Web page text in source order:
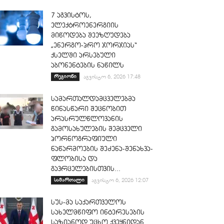
7 აგვისტოს,
ელექტროენერგიის
მიწოდება შეეზღუდება
„ენერგო-პრო ჯორჯიას“
ქსელში არსებული
აბონენტების ნაწილს
რეგიონი აგვისტო 6, 2026 17:48
სამართალდამცველებმა
წინასწარი შეცნობით
არასრულწლოვანის
გამოსახულების შემცველი
პორნოგრაფიული
ნაწარმოების შეძენა-შენახვა-
ფლობისა და
გავრცელებისთვის...
სამართალი აგვისტო 6, 2026 12:07
სუს-მა საქართველოს
სახელმწიფო ინტერესების
საზიანოდ უცხო ქვეყნიდან